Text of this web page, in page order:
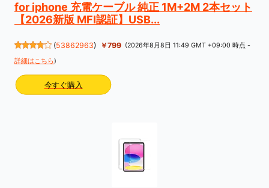
for iphone 充電ケーブル 純正 1M+2M 2本セット
【2026新版 MFI認証】USB...
(53862963) ￥799 (2026年8月8日 11:49 GMT +09:00 時点 -
詳細はこちら)
今すぐ購入